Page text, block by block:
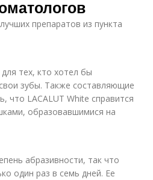
препаратов из пункта
тех, кто хотел бы
зубы. Также составляющие
что LACALUT White справится
образовавшимися на
абразивности, так что
один раз в семь дней. Ее